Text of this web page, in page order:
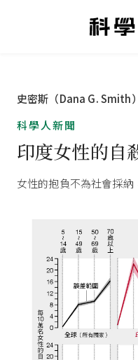
史密斯（Dana G. Smith）
科學人新聞
印度女性的自
女性的抱負不為社會採納